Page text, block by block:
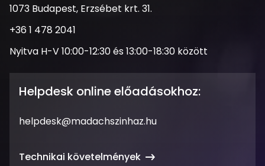
Cím
1073 Budapest, Erzsébet krt. 31.
Telefonszám
+36 1 478 2041
Nyitva
Nyitva H-V 10:00-12:30 és 13:00-18:30 között
Helpdesk online előadásokhoz:
Email
helpdesk@madachszinhaz.hu
Technikai követelmények